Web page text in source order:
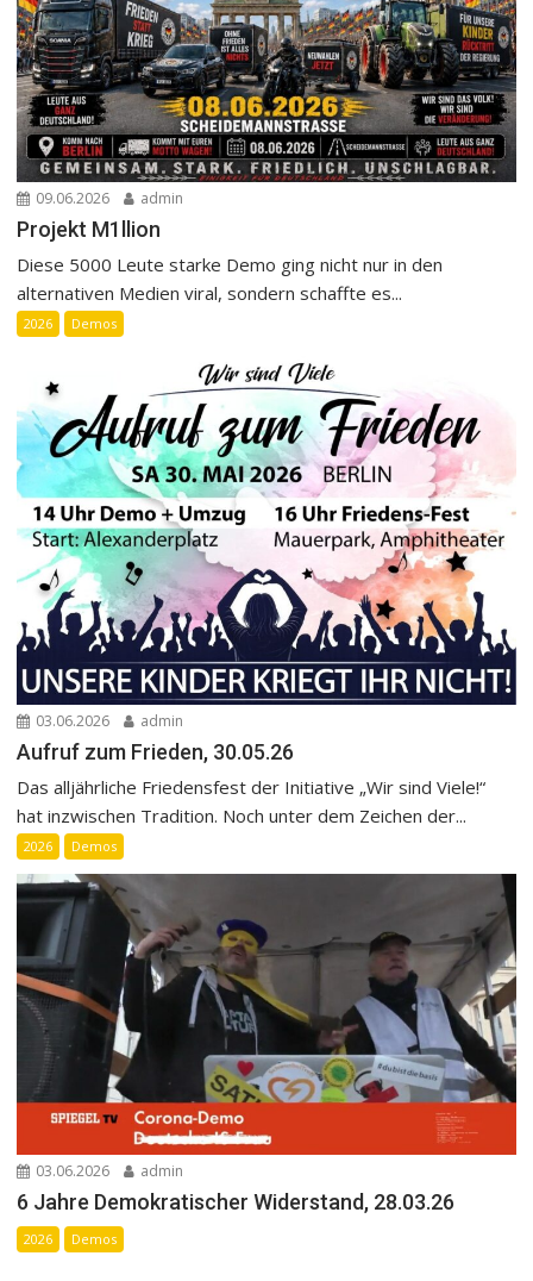
09.06.2026 admin
Projekt M1llion
Diese 5000 Leute starke Demo ging nicht nur in den
alternativen Medien viral, sondern schaffte es...
2026 Demos
03.06.2026 admin
Aufruf zum Frieden, 30.05.26
Das alljährliche Friedensfest der Initiative „Wir sind Viele!“
hat inzwischen Tradition. Noch unter dem Zeichen der...
2026 Demos
03.06.2026 admin
6 Jahre Demokratischer Widerstand, 28.03.26
2026 Demos